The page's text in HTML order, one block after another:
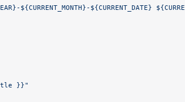
${CURRENT_MONTH}-${CURRENT_DATE}
}}"